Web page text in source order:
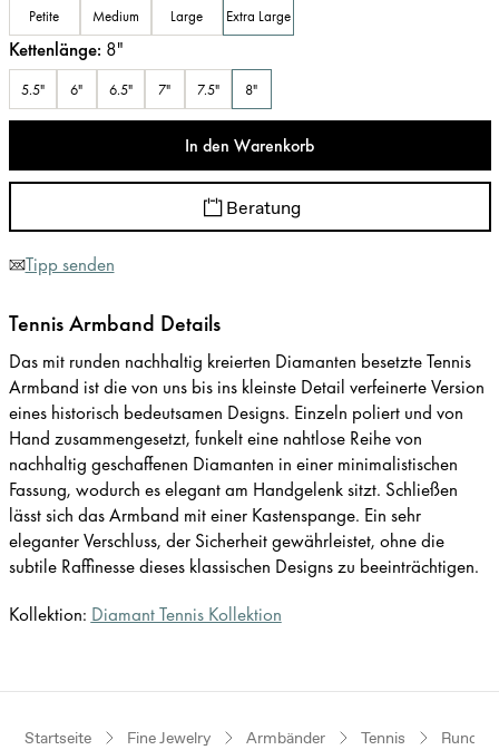
Petite Medium Large Extra Large
Kettenlänge: 8"
5.5" 6" 6.5" 7" 7.5" 8"
In den Warenkorb
Beratung
Tipp senden
Tennis Armband Details
Das mit runden nachhaltig kreierten Diamanten besetzte Tennis
Armband ist die von uns bis ins kleinste Detail verfeinerte Version
eines historisch bedeutsamen Designs. Einzeln poliert und von
Hand zusammengesetzt, funkelt eine nahtlose Reihe von
nachhaltig geschaffenen Diamanten in einer minimalistischen
Fassung, wodurch es elegant am Handgelenk sitzt. Schließen
lässt sich das Armband mit einer Kastenspange. Ein sehr
eleganter Verschluss, der Sicherheit gewährleistet, ohne die
subtile Raffinesse dieses klassischen Designs zu beeinträchtigen.
Kollektion: Diamant Tennis Kollektion
Startseite Fine Jewelry Armbänder Tennis Rund